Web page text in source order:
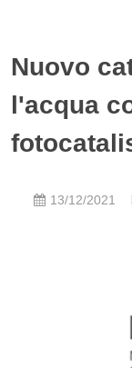
Nuovo
l'acqua
13/12/2021